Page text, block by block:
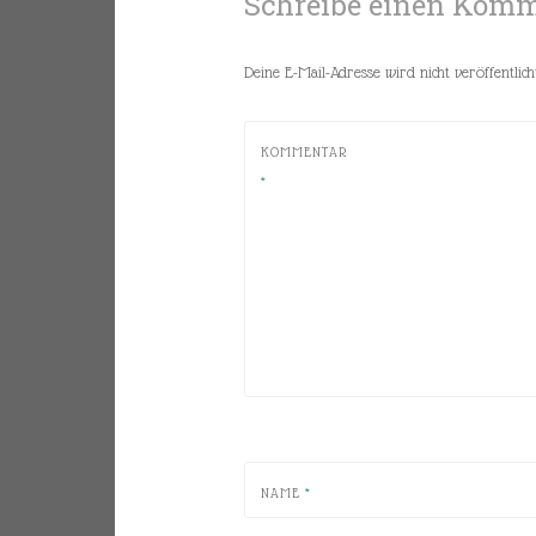
Deine E-Mail-Adresse wird nicht
KOMMENTAR
*
NAME *